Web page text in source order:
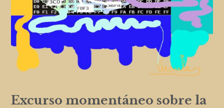
Excurso momentáneo sobre la